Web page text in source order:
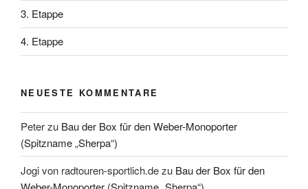
3. Etappe
4. Etappe
NEUESTE KOMMENTARE
Peterzu Bau der Box für den Weber-Monoporter
(Spitzname „Sherpa“)
Jogi von radtouren-sportlich.dezu Bau der Box für den